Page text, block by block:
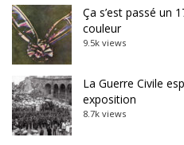
Ça s’est passé un
couleur
9.5k views
La Guerre Civile
exposition
8.7k views